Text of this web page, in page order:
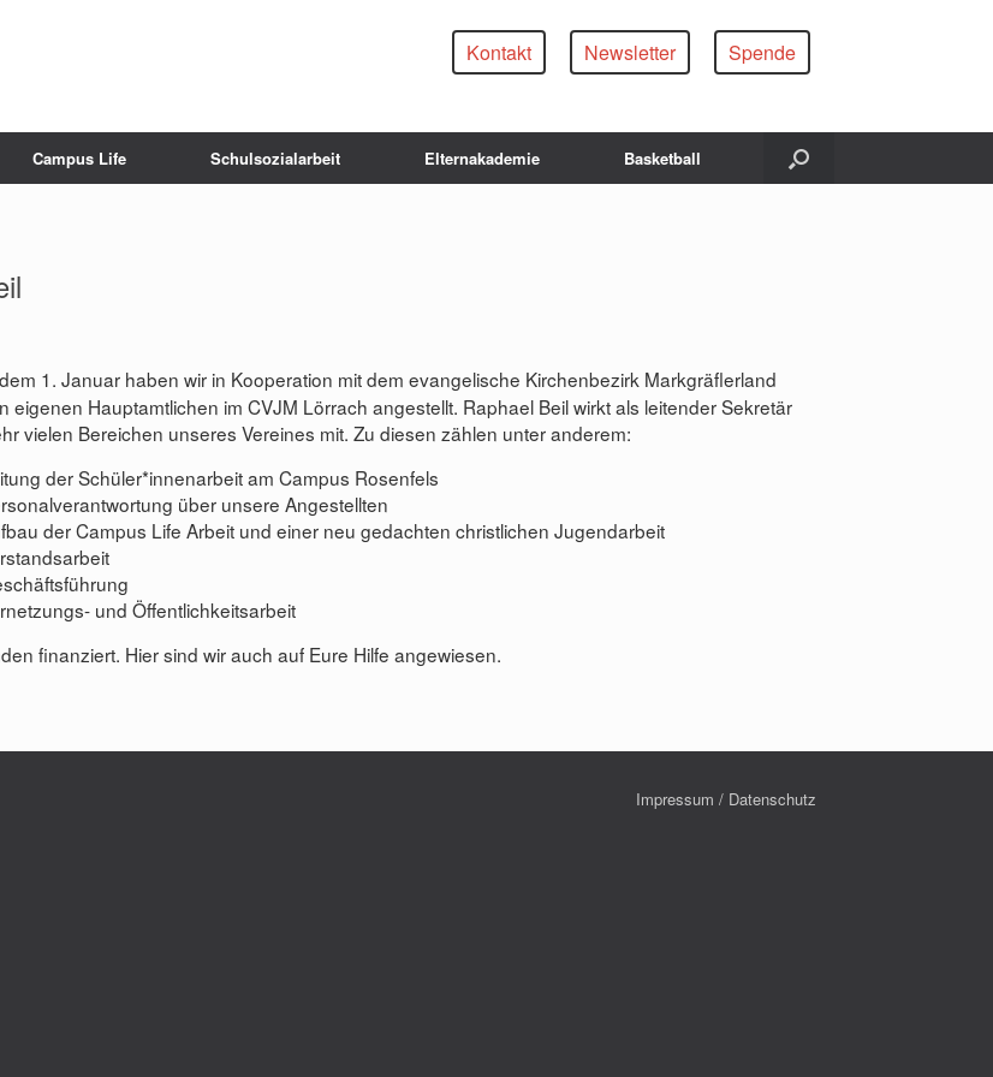
Spende
Newsletter
Kontakt
Campus Life Schulsozialarbeit Elternakademie Basketball
1. Januar haben wir in Kooperation mit dem evangelische Kirchenbezirk Markgräflerland
eigenen Hauptamtlichen im CVJM Lörrach angestellt. Raphael Beil wirkt als leitender Sekretär
vielen Bereichen unseres Vereines mit. Zu diesen zählen unter anderem:
der Schüler*innenarbeit am Campus Rosenfels
über unsere Angestellten
der Campus Life Arbeit und einer neu gedachten christlichen Jugendarbeit
und Öffentlichkeitsarbeit
finanziert. Hier sind wir auch auf Eure Hilfe angewiesen.
Impressum / Datenschutz